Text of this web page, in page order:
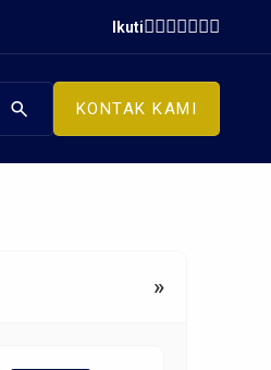
Ikuti
search KONTAK KAMI
»